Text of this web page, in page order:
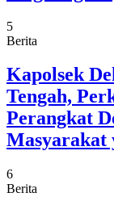
5
Berita
Kapolsek
Tengah,
Perangkat
Masyarakat
6
Berita